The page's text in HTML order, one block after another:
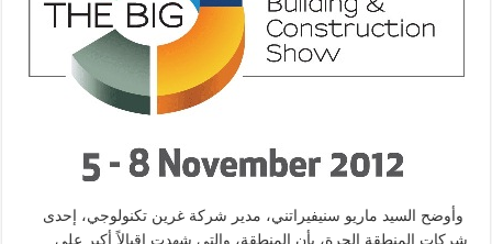
وأوضح السيد ماريو سنيفيراتني، مدير شركة غرين تكنولوجي، إحدى
شركات المنطقة الحرة، بأن المنطقة، والتي شهدت إقبالاً أكبر على